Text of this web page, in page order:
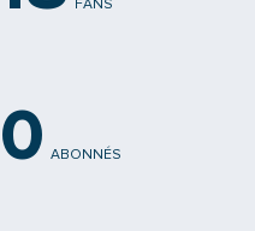
FANS
ABONNÉS